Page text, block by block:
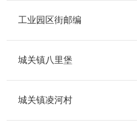
工业园区街邮编
城关镇八里堡
城关镇凌河村